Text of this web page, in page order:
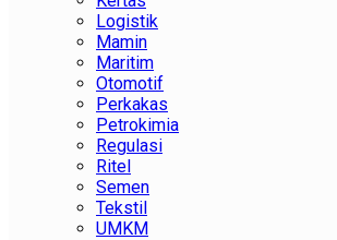
Logistik
Mamin
Maritim
Otomotif
Perkakas
Petrokimia
Regulasi
Ritel
Semen
Tekstil
UMKM